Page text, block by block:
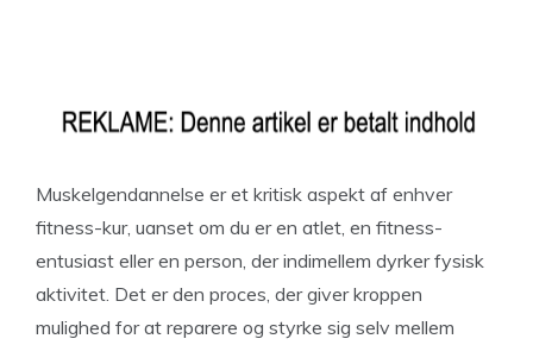
Muskelgendannelse er et kritisk aspekt af enhver
fitness-kur, uanset om du er en atlet, en fitness-
entusiast eller en person, der indimellem dyrker fysisk
aktivitet. Det er den proces, der giver kroppen
mulighed for at reparere og styrke sig selv mellem